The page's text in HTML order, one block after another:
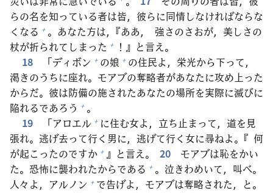
らの名を知っている者は皆， 彼らに同情しなければならな
くなる + 。あなた方は，『ああ， 強さのさおが， 美しさの
杖が折られてしまった + ！』と言え。
18
「ディボン + の娘 + の住民よ， 栄光から下って，
渇きのうちに座れ。モアブの奪略者があなたに攻め 上った
からだ。 彼は防備の施されたあなたの場所を実際に滅びに
陥れるであろう + 。
19
「アロエル + に住む女よ， 立ち 止まって， 道を 見
張れ。 逃げ去って行く 男に， 逃げて行く 女に尋ねよ。『 何
が起こったのですか + 』と言え。 20 モアブは恥をかい
た。 恐怖に襲われたからである + 。 泣きわめいて， 叫べ。
人々 よ，アルノン + で告げよ，モアブは奪略された，と。